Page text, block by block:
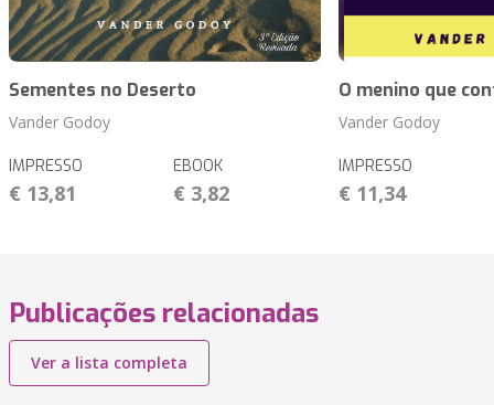
Sementes no Deserto
Vander Godoy
IMPRESSO
€ 13,81
EBOOK
€ 3,82
O menino que
Vander Godoy
IMPRESSO
€ 11,34
Publicações relacionadas
Ver a lista completa